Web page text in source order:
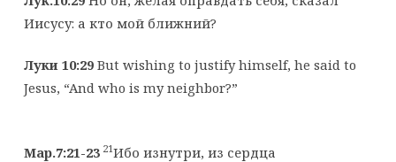
Иисусу: а кто мой ближний?
Луки 10:29But wishing to justify himself, he said to
Jesus, “And who is my neighbor?”
Мар.7:21-2321Ибо изнутри, из сердца